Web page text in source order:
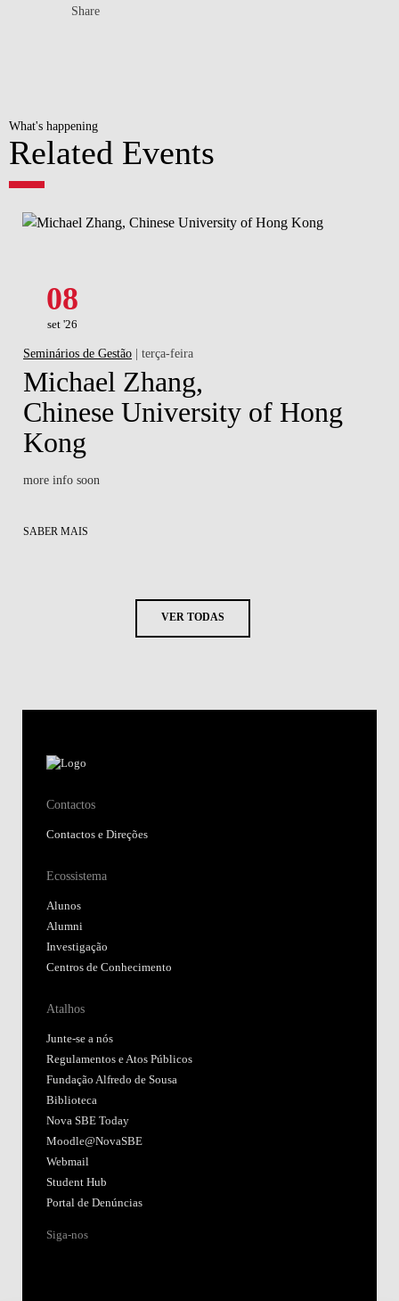
Share
What's happening
Related Events
08
set '26
Seminários de Gestão | terça-feira
Michael Zhang,
Chinese University of Hong
Kong
more info soon
SABER MAIS
VER TODAS
Contactos
Contactos e Direções
Ecossistema
Alunos
Alumni
Investigação
Centros de Conhecimento
Atalhos
Junte-se a nós
Regulamentos e Atos Públicos
Fundação Alfredo de Sousa
Biblioteca
Nova SBE Today
Moodle@NovaSBE
Webmail
Student Hub
Portal de Denúncias
Siga-nos